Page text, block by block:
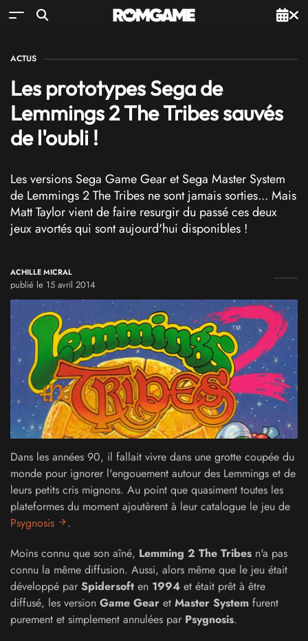
ACTUS
Les prototypes Sega de
Lemmings 2 The Tribes sauvés
de l'oubli !
Les versions Sega Game Gear et Sega Master System
de Lemmings 2 The Tribes ne sont jamais sorties... Mais
Matt Taylor vient de faire resurgir du passé ces deux
jeux avortés qui sont aujourd'hui disponibles !
ACHILLE MICRAL
publié le 15 avril 2014
Dans les années 90, il fallait vivre dans une grotte coupée du
monde pour ignorer l'engouement autour des Lemmings et de
leurs petits cris mignons. Au point que quasiment toutes les
plateformes du moment ajoutèrent à leur catalogue le jeu de
Psygnosis
.
Moins connu que son aîné, Lemming 2 The Tribes n'a pas
connu la même diffusion. Aussi, alors même que le jeu était
développé par Spidersoft en 1994 et était prêt à être
diffusé, les version Game Gear et Master System furent
purement et simplement annulées par Psygnosis.